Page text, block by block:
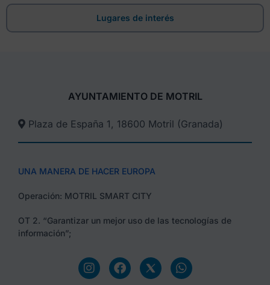
Lugares de interés
AYUNTAMIENTO DE MOTRIL
Plaza de España 1, 18600 Motril (Granada)​
UNA MANERA DE HACER EUROPA
Operación: MOTRIL SMART CITY
OT 2. “Garantizar un mejor uso de las tecnologías de
información”;